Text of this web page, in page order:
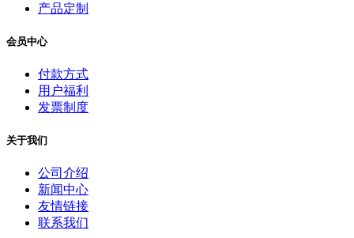
产品定制
会员中心
付款方式
用户福利
发票制度
关于我们
公司介绍
新闻中心
友情链接
联系我们